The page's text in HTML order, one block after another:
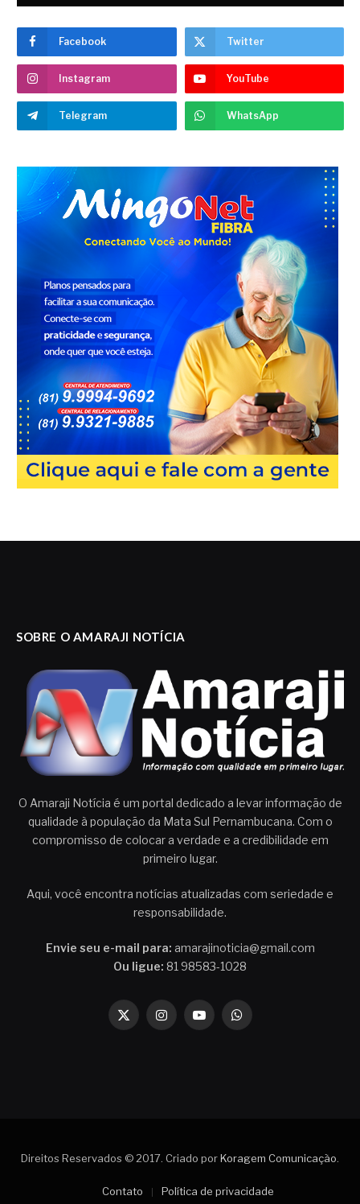
Facebook Twitter
Instagram YouTube
Telegram WhatsApp
SOBRE O AMARAJI NOTÍCIA
O Amaraji Notícia é um portal dedicado a levar informação de
qualidade à população da Mata Sul Pernambucana. Com o
compromisso de colocar a verdade e a credibilidade em
primeiro lugar.
Aqui, você encontra notícias atualizadas com seriedade e
responsabilidade.
Envie seu e-mail para: amarajinoticia@gmail.com
Ou ligue: 81 98583-1028
X
InstagramYouTubeWhatsApp
Direitos Reservados © 2017. Criado porKoragem Comunicação.
Contato Política de privacidade